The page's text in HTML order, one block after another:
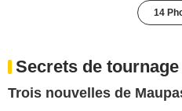
14
Secrets de tournage
Trois nouvelles de